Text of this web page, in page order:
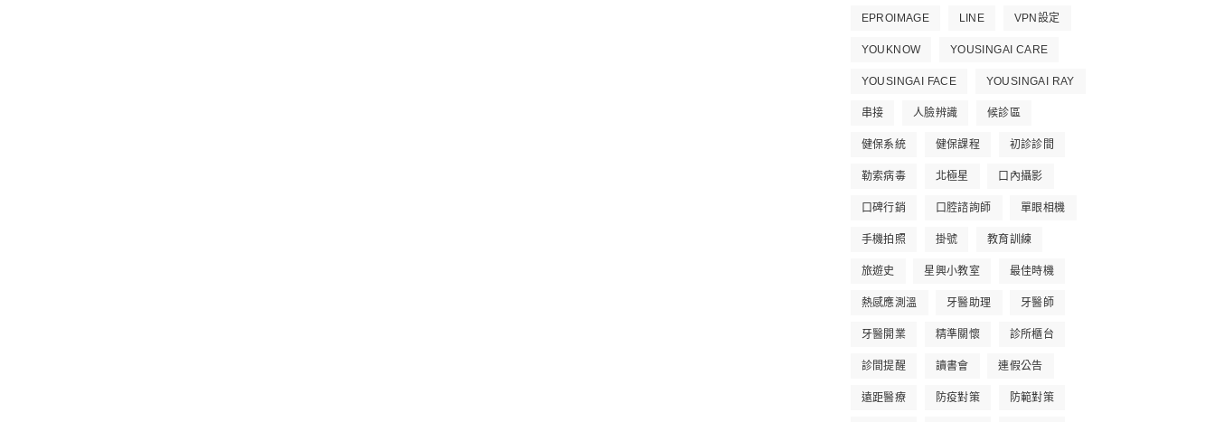
EPROIMAGE LINE VPN設定
YOUKNOW YOUSINGAI CARE
YOUSINGAI FACE YOUSINGAI RAY
串接 人臉辨識 候診區
健保系統 健保課程 初診診間
勒索病毒 北極星 口內攝影
口碑行銷 口腔諮詢師 單眼相機
手機拍照 掛號 教育訓練
旅遊史 星興小教室 最佳時機
熱感應測溫 牙醫助理 牙醫師
牙醫開業 精準關懷 診所櫃台
診間提醒 讀書會 連假公告
遠距醫療 防疫對策 防範對策